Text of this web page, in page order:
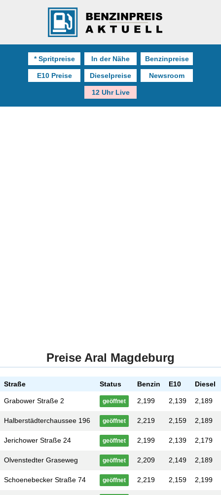
* Spritpreise In der Nähe Benzinpreise
E10 Preise Dieselpreise Newsroom
12 Uhr Live
Preise Aral Magdeburg
Straße Status Benzin E10 Diesel
Grabower Straße 2 geöffnet 2,199 2,139 2,189
Halberstädterchaussee 196 geöffnet 2,219 2,159 2,189
Jerichower Straße 24 geöffnet 2,199 2,139 2,179
Olvenstedter Graseweg geöffnet 2,209 2,149 2,189
Schoenebecker Straße 74 geöffnet 2,219 2,159 2,199